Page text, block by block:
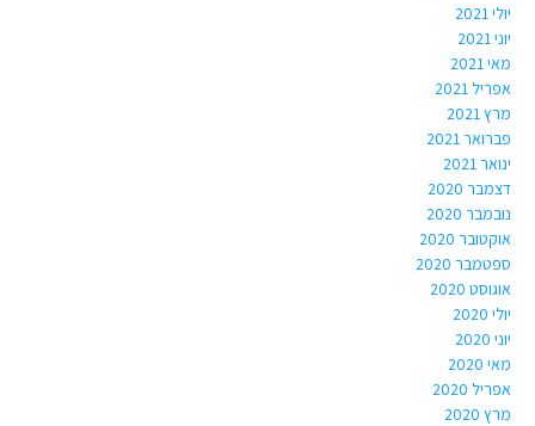
יולי 2021
יוני 2021
מאי 2021
אפריל 2021
מרץ 2021
פברואר 2021
ינואר 2021
דצמבר 2020
נובמבר 2020
אוקטובר 2020
ספטמבר 2020
אוגוסט 2020
יולי 2020
יוני 2020
מאי 2020
אפריל 2020
מרץ 2020